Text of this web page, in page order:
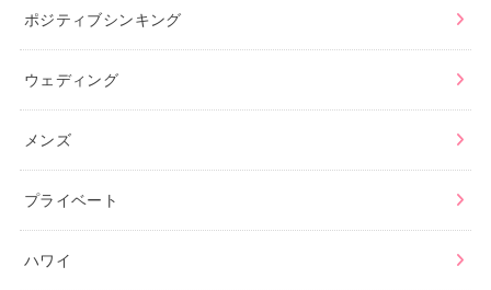
ポジティブシンキング
ウェディング
メンズ
プライベート
ハワイ